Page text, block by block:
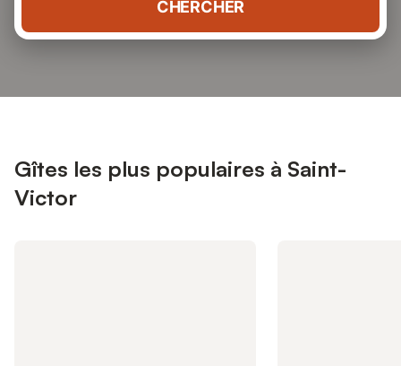
CHERCHER
Gîtes les plus populaires à Saint-
Victor